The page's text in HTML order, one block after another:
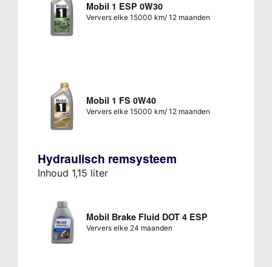
Mobil 1 ESP 0W30
Ververs elke 15000 km/ 12 maanden
Mobil 1 FS 0W40
Ververs elke 15000 km/ 12 maanden
Hydraulisch remsysteem
Inhoud 1,15 liter
Mobil Brake Fluid DOT 4 ESP
Ververs elke 24 maanden